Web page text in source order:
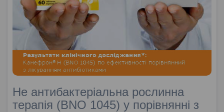
Не антибактеріальна рослинна
терапія (BNO 1045) у порівнянні з